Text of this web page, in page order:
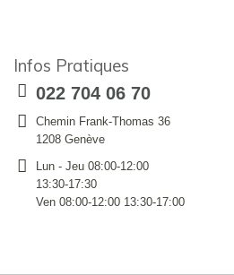
Infos Pratiques
022 704 06 70
Chemin Frank-Thomas 36
1208 Genève
Lun - Jeu 08:00-12:00
13:30-17:30
Ven 08:00-12:00 13:30-17:00